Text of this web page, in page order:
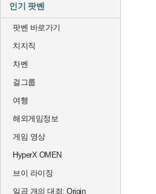
인기 팟벤
팟벤 바로가기
치지직
차벤
걸그룹
여행
해외게임정보
게임 영상
HyperX OMEN
브이 라이징
일곱 개의 대죄: Origin